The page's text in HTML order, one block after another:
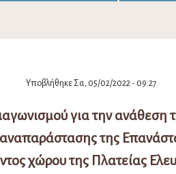
Υποβλήθηκε Σα, 05/02/2022 - 09:27
για την ανάθεση
της
χώρου της Πλατείας